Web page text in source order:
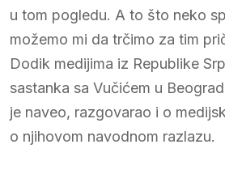
u tom pogledu. A to što neko
možemo mi da trčimo za tim
Dodik medijima iz Republike
sastanka sa Vučićem u
je naveo, razgovarao i o
o njihovom navodnom razlazu.